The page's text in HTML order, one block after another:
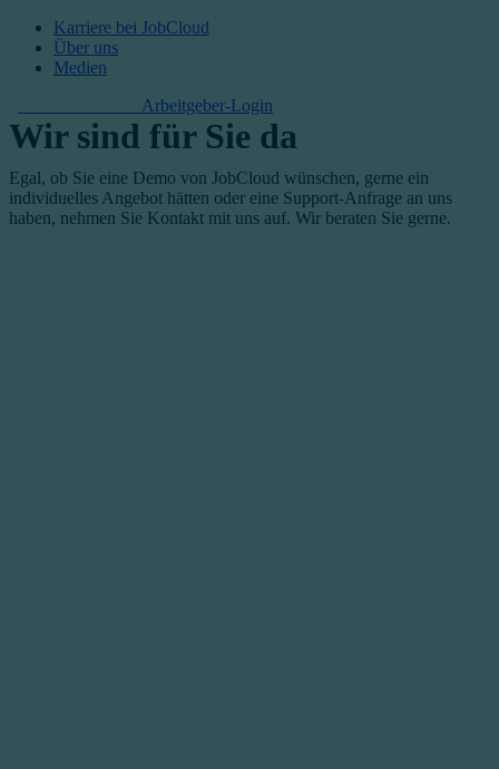
Karriere bei JobCloud​
Über uns
Medien
Arbeitgeber-Login
Wir sind für Sie da
Egal, ob Sie eine Demo von JobCloud wünschen, gerne ein
individuelles Angebot hätten oder eine Support-Anfrage an uns
haben, nehmen Sie Kontakt mit uns auf. Wir beraten Sie gerne.